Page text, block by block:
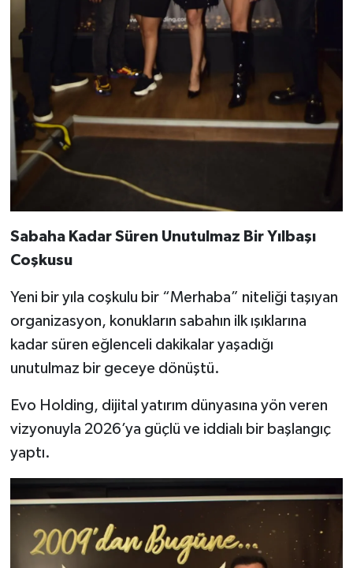
Sabaha Kadar Süren Unutulmaz Bir Yılbaşı
Coşkusu
Yeni bir yıla coşkulu bir “Merhaba” niteliği taşıyan
organizasyon, konukların sabahın ilk ışıklarına
kadar süren eğlenceli dakikalar yaşadığı
unutulmaz bir geceye dönüştü.
Evo Holding, dijital yatırım dünyasına yön veren
vizyonuyla 2026’ya güçlü ve iddialı bir başlangıç
yaptı.